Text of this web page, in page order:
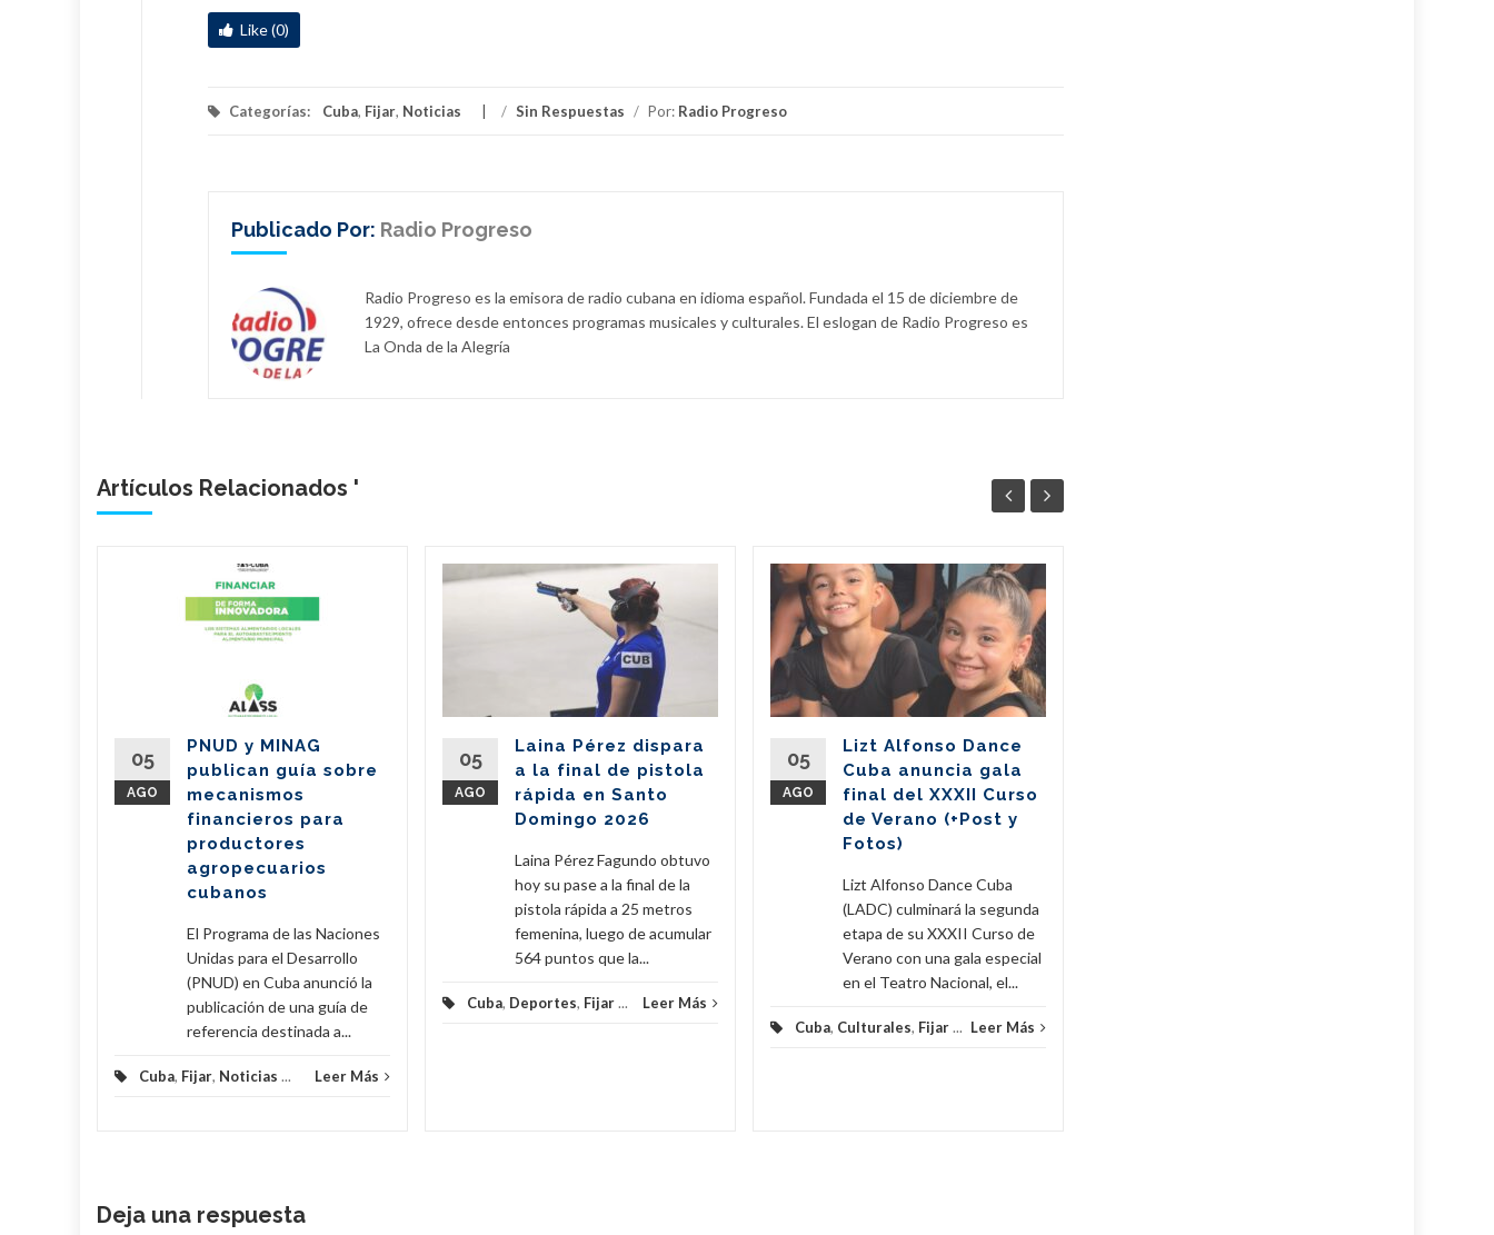
Like (0)
Categorías: Cuba, Fijar, Noticias / Sin Respuestas / Por: Radio Progreso
Publicado Por: Radio Progreso
Radio Progreso es la emisora de radio cubana en idioma español. Fundada el 15 de diciembre de
1929, ofrece desde entonces programas musicales y culturales. El eslogan de Radio Progreso es
La Onda de la Alegría
Artículos Relacionados '
05
AGO
PNUD y MINAG
publican guía sobre
mecanismos
financieros para
productores
agropecuarios
cubanos
El Programa de las Naciones
Unidas para el Desarrollo
(PNUD) en Cuba anunció la
publicación de una guía de
referencia destinada a...
Cuba, Fijar, Noticias ... Leer Más
05
AGO
Laina Pérez dispara
a la final de pistola
rápida en Santo
Domingo 2026
Laina Pérez Fagundo obtuvo
hoy su pase a la final de la
pistola rápida a 25 metros
femenina, luego de acumular
564 puntos que la...
Cuba, Deportes, Fijar... Leer Más
05
AGO
Lizt Alfonso Dance
Cuba anuncia gala
final del XXXII Curso
de Verano (+Post y
Fotos)
Lizt Alfonso Dance Cuba
(LADC) culminará la segunda
etapa de su XXXII Curso de
Verano con una gala especial
en el Teatro Nacional, el...
Cuba, Culturales, Fijar... Leer Más
Deja una respuesta